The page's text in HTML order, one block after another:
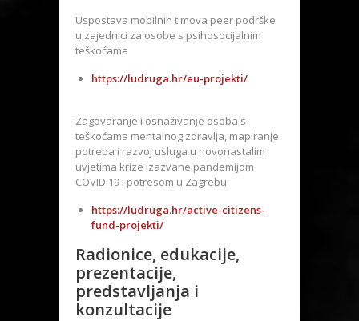
Uspostava mobilnih timova peer podrške
u zajednici za osobe s psihosocijalnim
teškoćama
https://ludruga.hr/eu-projekti/
Zagovaranje i osnaživanje osoba s
teškoćama mentalnog zdravlja, mapiranje
potreba i razvoj usluga u novonastalim
uvjetima krize izazvane pandemijom
COVID 19 i potresom u Zagrebu
https://ludruga.hr/active-citizens-
fund-projekti/
Radionice, edukacije,
prezentacije,
predstavljanja i
konzultacije